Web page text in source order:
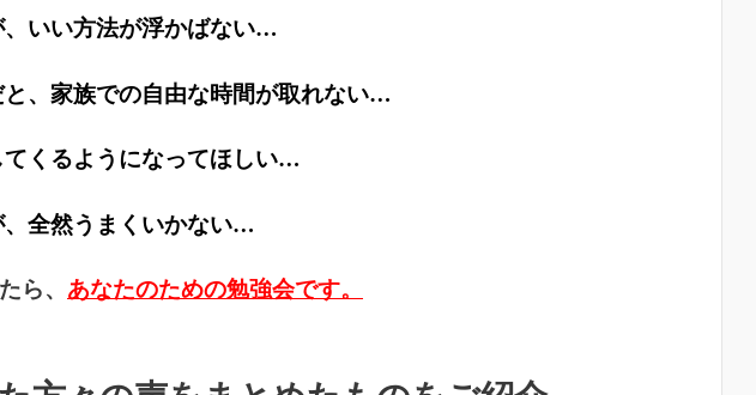
いい方法が浮かばない…
、家族での自由な時間が取れない…
くるようになってほしい…
全然うまくいかない…
ら、 あなたのための勉強会です。